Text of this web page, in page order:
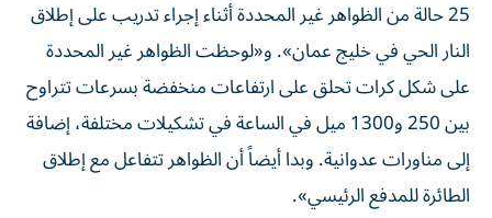
25 حالة من الظواهر غير المحددة أثناء إجراء تدريب على إطلاق
النار الحي في خليج عمان». و«لوحظت الظواهر غير المحددة
على شكل كرات تحلق على ارتفاعات منخفضة بسرعات تتراوح
بين 250 و1300 ميل في الساعة في تشكيلات مختلفة، إضافة
إلى مناورات عدوانية. وبدا أيضاً أن الظواهر تتفاعل مع إطلاق
الطائرة للمدفع الرئيسي».